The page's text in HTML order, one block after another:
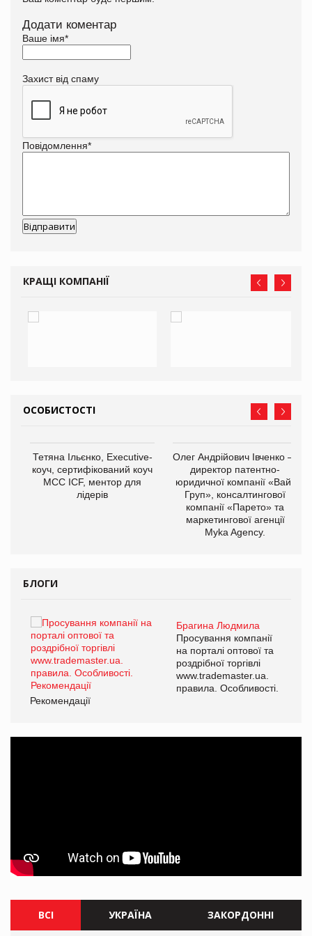
Додати коментар
Ваше імя*
Захист від спаму
Повідомлення*
КРАЩІ КОМПАНІЇ
ОСОБИСТОСТІ
Тетяна Ільєнко, Executive-
коуч, сертифікований коуч
МСС ICF, ментор для
лідерів
Олег Андрійович Івченко —
директор патентно-
юридичної компанії «Вайз
Груп», консалтингової
компанії «Парето» та
маркетингової агенції
Myka Agency.
БЛОГИ
Брагина Людмила
Просування компанії
на порталі оптової та
роздрібної торгівлі
www.trademaster.ua.
правила. Особливості.
Рекомендації
ВСІ УКРАЇНА ЗАКОРДОННІ